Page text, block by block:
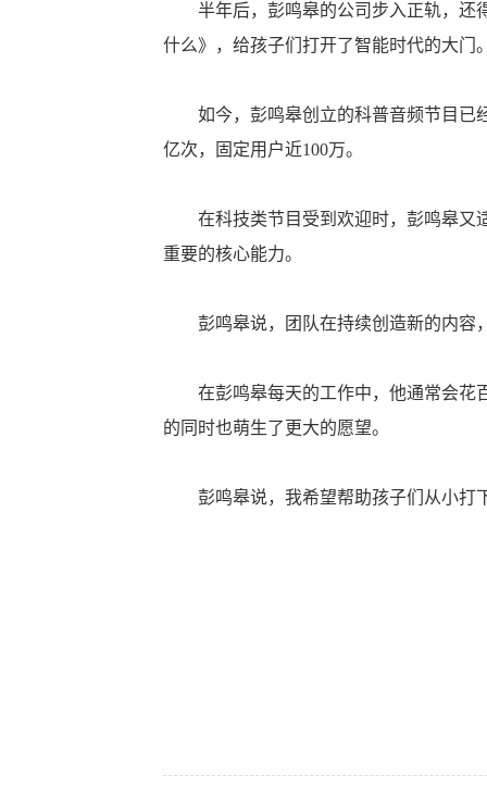
半年后，彭鸣皋的公司步入正轨，还得
什么》，给孩子们打开了智能时代的大门
如今，彭鸣皋创立的科普音频节目已经
亿次，固定用户近100万。
在科技类节目受到欢迎时，彭鸣皋又适
重要的核心能力。
彭鸣皋说，团队在持续创造新的内容
在彭鸣皋每天的工作中，他通常会花百
的同时也萌生了更大的愿望。
彭鸣皋说，我希望帮助孩子们从小打下